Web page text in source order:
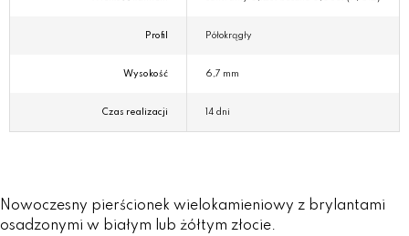
Profil Półokrągły
Wysokość 6,7 mm
Czas realizacji 14 dni
Nowoczesny pierścionek wielokamieniowy z brylantami
osadzonymi w białym lub żółtym złocie.